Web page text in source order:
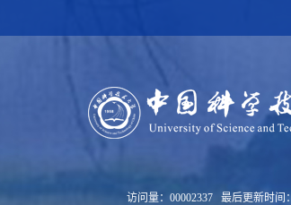
访问量： 00002337 最后更新时间：